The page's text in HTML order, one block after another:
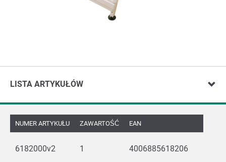
LISTA ARTYKUŁÓW
NUMER ARTYKUŁU ZAWARTOŚĆ EAN
6182000v2 1 4006885618206